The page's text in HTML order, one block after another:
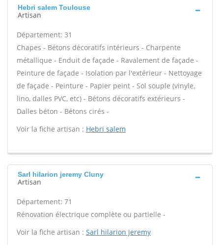
Hebri salem Toulouse
Artisan
Département: 31
Chapes - Bétons décoratifs intérieurs - Charpente
métallique - Enduit de façade - Ravalement de façade -
Peinture de façade - Isolation par l'extérieur - Nettoyage
de façade - Peinture - Papier peint - Sol souple (vinyle,
lino, dalles PVC, etc) - Bétons décoratifs extérieurs -
Dalles béton - Bétons cirés -
Voir la fiche artisan : Hebri salem
Sarl hilarion jeremy Cluny
Artisan
Département: 71
Rénovation électrique complète ou partielle -
Voir la fiche artisan : Sarl hilarion jeremy